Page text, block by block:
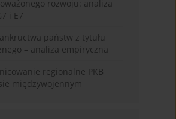
rozwoju: analiza
i E7
państw z tytułu
– analiza empiryczna
regionalne PKB
międzywojennym